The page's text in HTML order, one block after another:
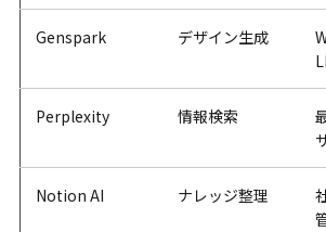
Genspark デザイン生成
Perplexity 情報検索
Notion AI ナレッジ整理